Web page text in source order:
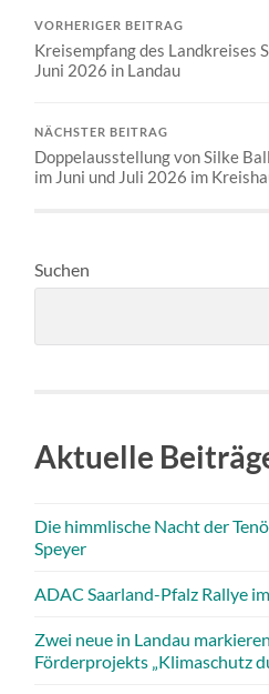
VORHERIGER BEITRAG
Kreisempfang des Landkreises
Juni 2026 in Landau
NÄCHSTER BEITRAG
Doppelausstellung von Silke
im Juni und Juli 2026 im
Suchen
Aktuelle
Die himmlische Nacht der
Speyer
ADAC Saarland-Pfalz Rallye
Zwei neue in Landau
Förderprojekts „Klimaschutz